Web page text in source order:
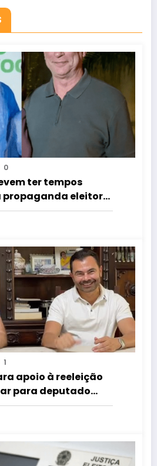
0
ter tempos
propaganda eleitoral
1
apoio à reeleição
para deputado